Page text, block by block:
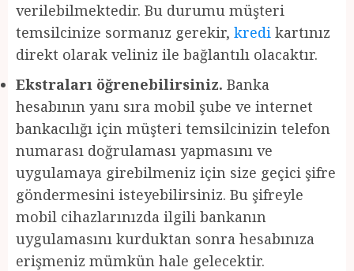
verilebilmektedir. Bu durumu müşteri
temsilcinize sormanız gerekir, kredi kartınız
direkt olarak veliniz ile bağlantılı olacaktır.
Ekstraları öğrenebilirsiniz. Banka
hesabının yanı sıra mobil şube ve internet
bankacılığı için müşteri temsilcinizin telefon
numarası doğrulaması yapmasını ve
uygulamaya girebilmeniz için size geçici şifre
göndermesini isteyebilirsiniz. Bu şifreyle
mobil cihazlarınızda ilgili bankanın
uygulamasını kurduktan sonra hesabınıza
erişmeniz mümkün hale gelecektir.